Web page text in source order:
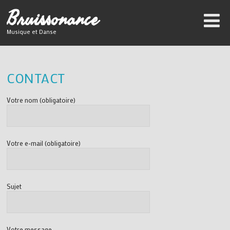
Bruissonance
Musique et Danse
CONTACT
Votre nom (obligatoire)
Votre e-mail (obligatoire)
Sujet